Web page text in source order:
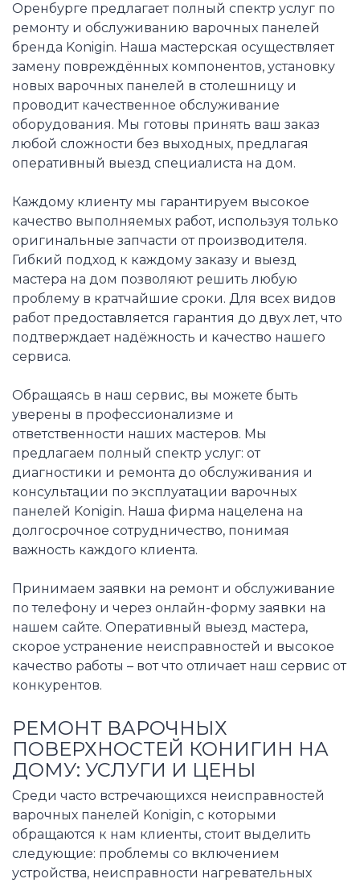
Оренбурге предлагает полный спектр услуг по
ремонту и обслуживанию варочных панелей
бренда Konigin. Наша мастерская осуществляет
замену повреждённых компонентов, установку
новых варочных панелей в столешницу и
проводит качественное обслуживание
оборудования. Мы готовы принять ваш заказ
любой сложности без выходных, предлагая
оперативный выезд специалиста на дом.
Каждому клиенту мы гарантируем высокое
качество выполняемых работ, используя только
оригинальные запчасти от производителя.
Гибкий подход к каждому заказу и выезд
мастера на дом позволяют решить любую
проблему в кратчайшие сроки. Для всех видов
работ предоставляется гарантия до двух лет, что
подтверждает надёжность и качество нашего
сервиса.
Обращаясь в наш сервис, вы можете быть
уверены в профессионализме и
ответственности наших мастеров. Мы
предлагаем полный спектр услуг: от
диагностики и ремонта до обслуживания и
консультации по эксплуатации варочных
панелей Konigin. Наша фирма нацелена на
долгосрочное сотрудничество, понимая
важность каждого клиента.
Принимаем заявки на ремонт и обслуживание
по телефону и через онлайн-форму заявки на
нашем сайте. Оперативный выезд мастера,
скорое устранение неисправностей и высокое
качество работы – вот что отличает наш сервис от
конкурентов.
РЕМОНТ ВАРОЧНЫХ
ПОВЕРХНОСТЕЙ КОНИГИН НА
ДОМУ: УСЛУГИ И ЦЕНЫ
Среди часто встречающихся неисправностей
варочных панелей Konigin, с которыми
обращаются к нам клиенты, стоит выделить
следующие: проблемы со включением
устройства, неисправности нагревательных